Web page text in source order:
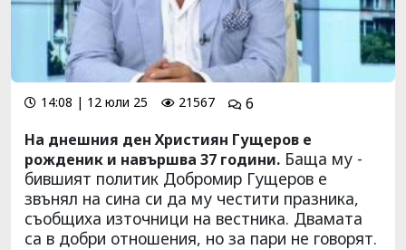
14:08 | 12 юли 25 21567
6
На днешния ден Християн Гущеров е
рожденик и навършва 37 години. Баща му -
бившият политик Добромир Гущеров е
звънял на сина си да му честити празника,
съобщиха източници на вестника. Двамата
са в добри отношения, но за пари не говорят.